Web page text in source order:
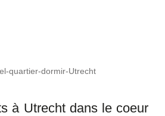
quartier-dormir-Utrecht
à Utrecht dans le coeur